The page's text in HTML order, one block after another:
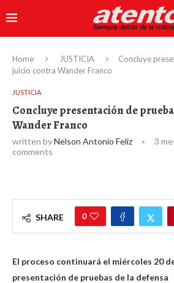
Home JUSTICIA
Concluye
juicio contra Wander Franco
JUSTICIA
Concluye presentación de
Wander Franco
written byNelson Antonio Feliz 3
comments
SHARE 0
El proceso continuará el miércoles 20
presentación de pruebas de la defensa